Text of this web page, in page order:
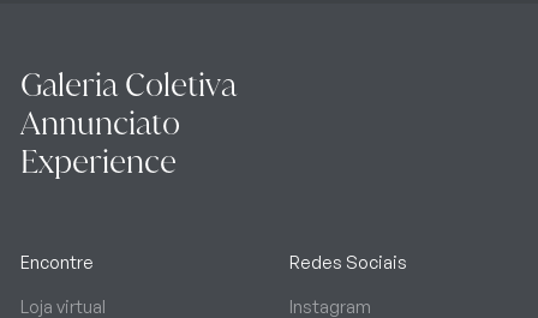
Galeria Coletiva
Annunciato
Experience
Encontre
Loja virtual
Redes Sociais
Instagram